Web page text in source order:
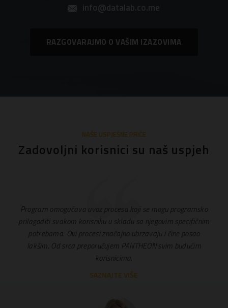
info@datalab.co.me
RAZGOVARAJMO O VAŠIM IZAZOVIMA
NAŠE USPJEŠNE PRIČE
Zadovoljni korisnici su naš uspjeh
Program omogućava uvoz procesa koji se mogu programsko
prilagoditi svakom korisniku u skladu sa njegovim specifičnim
potrebama. Ovi procesi značajno ubrzavaju i čine posao
lakšim. Od srca preporučujem PANTHEON svim budućim
korisnicima.
SAZNAJTE VIŠE